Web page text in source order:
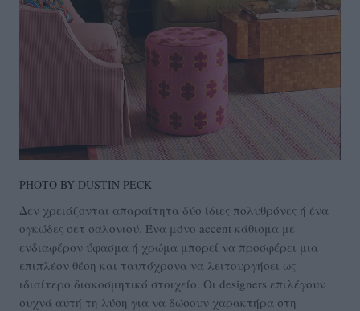
PHOTO BY DUSTIN PECK
Δεν χρειάζονται απαραίτητα δύο ίδιες πολυθρόνες ή ένα
ογκώδες σετ σαλονιού. Ένα μόνο accent κάθισμα με
ενδιαφέρον ύφασμα ή χρώμα μπορεί να προσφέρει μια
επιπλέον θέση και ταυτόχρονα να λειτουργήσει ως
ιδιαίτερο διακοσμητικό στοιχείο. Οι designers επιλέγουν
συχνά αυτή τη λύση για να δώσουν χαρακτήρα στη